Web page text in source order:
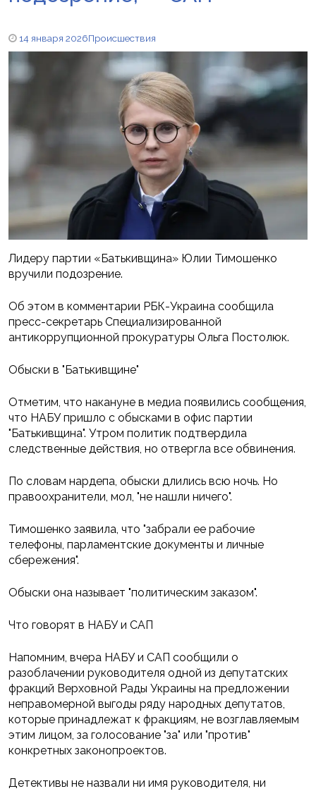
14 января 2026Происшествия
Лидеру партии «Батькивщина» Юлии Тимошенко
вручили подозрение.
Об этом в комментарии РБК-Украина сообщила
пресс-секретарь Специализированной
антикоррупционной прокуратуры Ольга Постолюк.
Обыски в "Батькивщине"
Отметим, что накануне в медиа появились сообщения,
что НАБУ пришло с обысками в офис партии
"Батькивщина". Утром политик подтвердила
следственные действия, но отвергла все обвинения.
По словам нардепа, обыски длились всю ночь. Но
правоохранители, мол, "не нашли ничего".
Тимошенко заявила, что "забрали ее рабочие
телефоны, парламентские документы и личные
сбережения".
Обыски она называет "политическим заказом".
Что говорят в НАБУ и САП
Напомним, вчера НАБУ и САП сообщили о
разоблачении руководителя одной из депутатских
фракций Верховной Рады Украины на предложении
неправомерной выгоды ряду народных депутатов,
которые принадлежат к фракциям, не возглавляемым
этим лицом, за голосование "за" или "против"
конкретных законопроектов.
Детективы не назвали ни имя руководителя, ни